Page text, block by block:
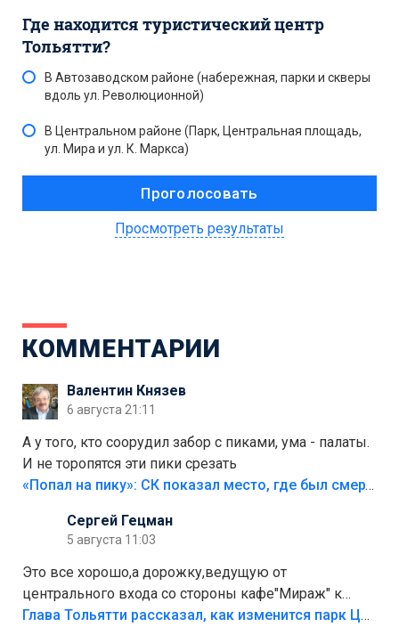
Где находится туристический центр
Тольятти?
В Автозаводском районе (набережная, парки и скверы
вдоль ул. Революционной)
В Центральном районе (Парк, Центральная площадь,
ул. Мира и ул. К. Маркса)
Просмотреть результаты
КОММЕНТАРИИ
Валентин Князев
6 августа 21:11
А у того, кто соорудил забор с пиками, ума - палаты.
И не торопятся эти пики срезать
«Попал на пику»: СК показал место, где был смертельно травмирован ребенок в Тольятти
Сергей Гецман
5 августа 11:03
Это все хорошо,а дорожку,ведущую от
центрального входа со стороны кафе"Мираж" к
аттракционам слабо доделать?А то бордюры
Глава Тольятти рассказал, как изменится парк Центрального района